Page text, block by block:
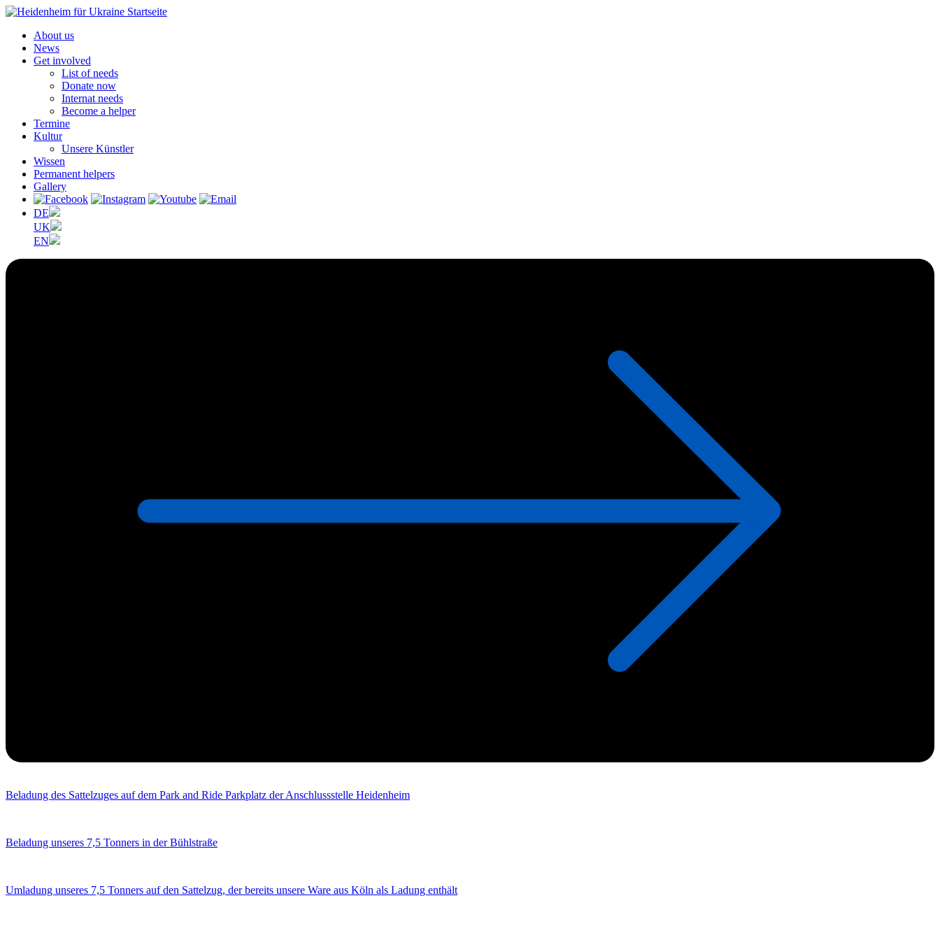
About us
News
Get involved
List of needs
Donate now
Internat needs
Become a helper
Termine
Kultur
Unsere Künstler
Wissen
Permanent helpers
Gallery
DE
UK
EN
Beladung des Sattelzuges auf dem Park and Ride Parkplatz der Anschlussstelle Heidenheim
Beladung unseres 7,5 Tonners in der Bühlstraße
Umladung unseres 7,5 Tonners auf den Sattelzug, der bereits unsere Ware aus Köln als Ladung enthält